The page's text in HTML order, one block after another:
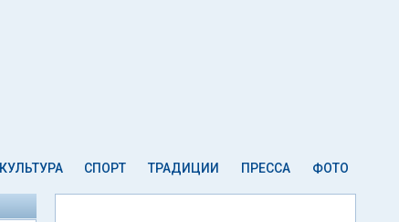
КУЛЬТУРА СПОРТ ТРАДИЦИИ ПРЕССА ФОТО